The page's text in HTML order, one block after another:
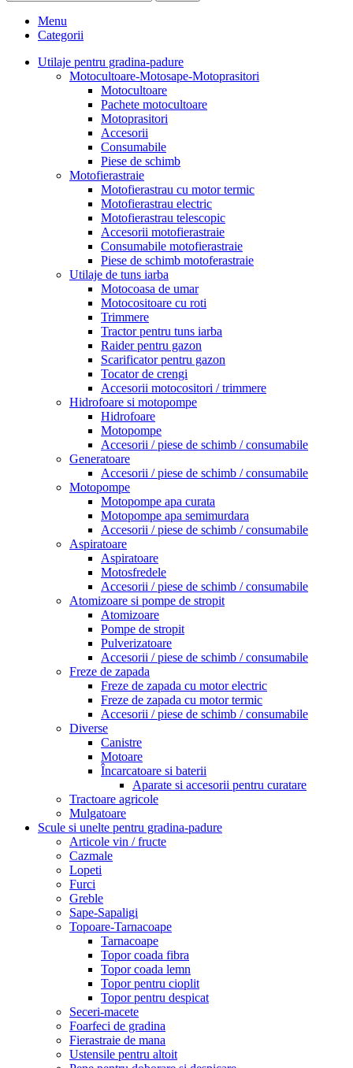
Menu
Categorii
Utilaje pentru gradina-padure
Motocultoare-Motosape-Motoprasitori
Motocultoare
Pachete motocultoare
Motoprasitori
Accesorii
Consumabile
Piese de schimb
Motofierastraie
Motofierastrau cu motor termic
Motofierastrau electric
Motofierastrau telescopic
Accesorii motofierastraie
Consumabile motofierastraie
Piese de schimb motoferastraie
Utilaje de tuns iarba
Motocoasa de umar
Motocositoare cu roti
Trimmere
Tractor pentru tuns iarba
Raider pentru gazon
Scarificator pentru gazon
Tocator de crengi
Accesorii motocositori / trimmere
Hidrofoare si motopompe
Hidrofoare
Motopompe
Accesorii / piese de schimb / consumabile
Generatoare
Accesorii / piese de schimb / consumabile
Motopompe
Motopompe apa curata
Motopompe apa semimurdara
Accesorii / piese de schimb / consumabile
Aspiratoare
Aspiratoare
Motosfredele
Accesorii / piese de schimb / consumabile
Atomizoare si pompe de stropit
Atomizoare
Pompe de stropit
Pulverizatoare
Accesorii / piese de schimb / consumabile
Freze de zapada
Freze de zapada cu motor electric
Freze de zapada cu motor termic
Accesorii / piese de schimb / consumabile
Diverse
Canistre
Motoare
Încarcatoare si baterii
Aparate si accesorii pentru curatare
Tractoare agricole
Mulgatoare
Scule si unelte pentru gradina-padure
Articole vin / fructe
Cazmale
Lopeti
Furci
Greble
Sape-Sapaligi
Topoare-Tarnacoape
Tarnacoape
Topor coada fibra
Topor coada lemn
Topor pentru cioplit
Topor pentru despicat
Seceri-macete
Foarfeci de gradina
Fierastraie de mana
Ustensile pentru altoit